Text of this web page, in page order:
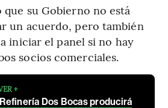
su Gobierno no está
un acuerdo, pero también
iniciar el panel si no hay
socios comerciales.
+
Refinería Dos Bocas producirá